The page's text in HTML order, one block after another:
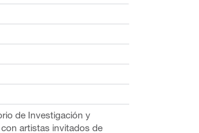
de Investigación y
artistas invitados de